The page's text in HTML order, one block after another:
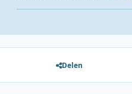
Delen